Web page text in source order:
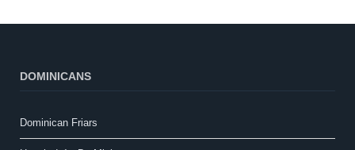
DOMINICANS
Dominican Friars